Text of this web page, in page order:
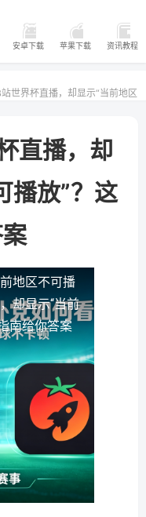
安卓下载 苹果下载 资讯教程
世界杯直播，却显示“当前地区
直播，却
播放”？这
地区不可播
却显示“当前
南给你答案